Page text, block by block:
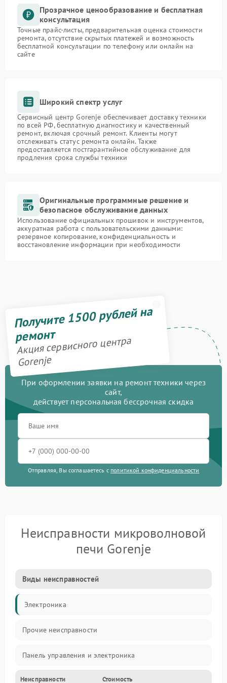
Прозрачное ценообразование и бесплатная
консультация
Точные прайс-листы, предварительная оценка стоимости
ремонта, отсутствие скрытых платежей и возможность
бесплатной консультации по телефону или онлайн на
сайте
Широкий спектр услуг
Сервисный центр Gorenje обеспечивает доставку техники
по всей РФ, бесплатную диагностику и качественный
ремонт, включая срочный ремонт. Клиенты могут
отслеживать статус ремонта онлайн. Также
предоставляется постгарантийное обслуживание для
продления срока службы техники
Оригинальные программные решение и
безопасное обслуживание данных
Использование официальных прошивок и инструментов,
аккуратная работа с пользовательскими данными:
резервное копирование, конфиденциальность и
восстановление информации при необходимости
Получите 1500 рублей на
ремонт
Акция сервисного центра
Gorenje
При оформлении заявки на ремонт техники через
сайт,
действует персональная бессрочная скидка
Отправляя, Вы соглашаетесь с политикой конфиденциальности
Неисправности микроволновой
печи Gorenje
Виды неисправностей
Электроника
Прочие неисправности
Панель управления и электроника
Дверца и корпус
Неисправности Стоимость